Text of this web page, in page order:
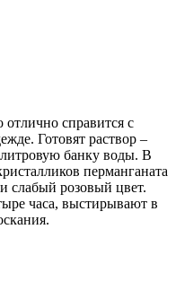
отлично справится с
Готовят раствор –
банку воды. В
перманганата
слабый розовый цвет.
часа, выстирывают в